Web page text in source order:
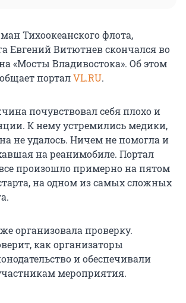
Тихоокеанского флота,
Евгений Витютнев скончался во
«Мосты Владивостока». Об этом
порталVL.RU.
почувствовал себя плохо и
К нему устремились медики,
не удалось. Ничем не помогла и
на реанимобиле. Портал
произошло примерно на пятом
на одном из самых сложных
организовала проверку.
как организаторы
и обеспечивали
мероприятия.